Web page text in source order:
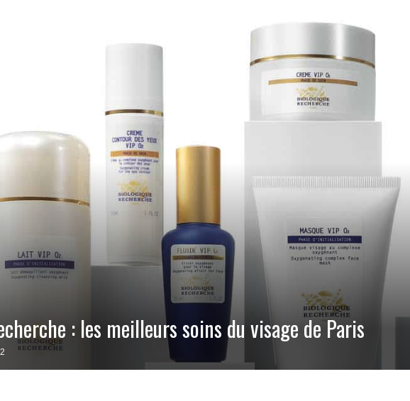
: les meilleurs soins du visage de Paris